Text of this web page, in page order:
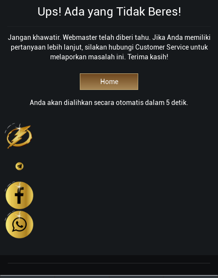
Ups! Ada yang Tidak Beres!
Jangan khawatir. Webmaster telah diberi tahu. Jika Anda memiliki
pertanyaan lebih lanjut, silakan hubungi Customer Service untuk
melaporkan masalah ini. Terima kasih!
Home
Anda akan dialihkan secara otomatis dalam 5 detik.